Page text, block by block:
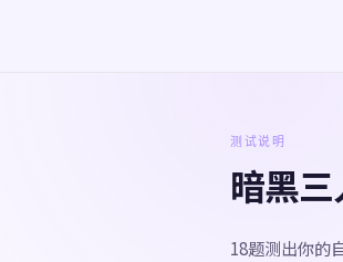
测试说明
暗黑三
18题测出你的